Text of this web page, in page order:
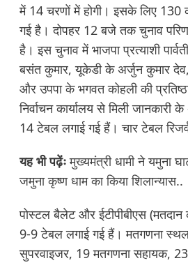
में 14 चरणों में होगी। इसके लिए 130
गई है। दोपहर 12 बजे तक चुनाव
है। इस चुनाव में भाजपा प्रत्याशी
बसंत कुमार, यूकेडी के अर्जुन कुमार
और उपपा के भगवत कोहली की
निर्वाचन कार्यालय से मिली
14 टेबल लगाई गई हैं। चार टेबल
यह भी पढ़ेंः मुख्यमंत्री धामी ने यमुना
जमुना कृष्ण धाम का किया शिलान्यास..
पोस्टल बैलेट और ईटीपीबीएस (मतदान
9-9 टेबल लगाई गई हैं। मतगणना
सुपरवाइजर, 19 मतगणना सहायक, 23